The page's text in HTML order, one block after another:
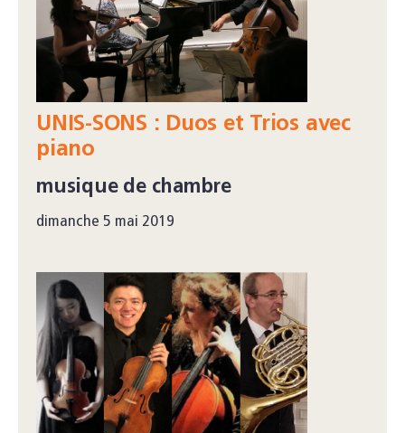
UNIS-SONS : Duos et Trios avec
piano
musique de chambre
dimanche 5 mai 2019